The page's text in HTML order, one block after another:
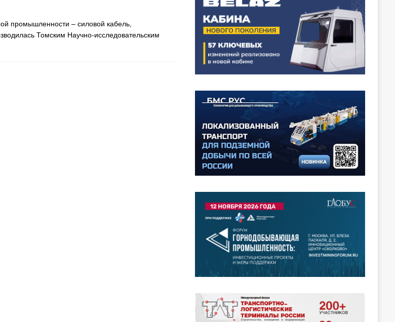
промышленности – силовой кабель,
Томским Научно-исследовательским